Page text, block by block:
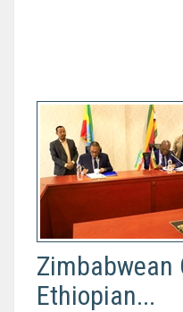
Zimbabwean
Ethiopian...